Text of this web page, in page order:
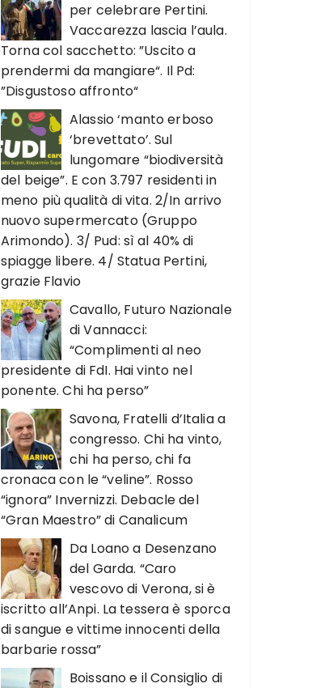
per celebrare Pertini.
Vaccarezza lascia l’aula.
Torna col sacchetto: ”Uscito a
prendermi da mangiare“. Il Pd:
”Disgustoso affronto“
Alassio ‘manto erboso
‘brevettato’. Sul
lungomare “biodiversità
del beige”. E con 3.797 residenti in
meno più qualità di vita. 2/In arrivo
nuovo supermercato (Gruppo
Arimondo). 3/ Pud: sì al 40% di
spiagge libere. 4/ Statua Pertini,
grazie Flavio
Cavallo, Futuro Nazionale
di Vannacci:
“Complimenti al neo
presidente di FdI. Hai vinto nel
ponente. Chi ha perso”
Savona, Fratelli d’Italia a
congresso. Chi ha vinto,
chi ha perso, chi fa
cronaca con le “veline”. Rosso
“ignora” Invernizzi. Debacle del
“Gran Maestro” di Canalicum
Da Loano a Desenzano
del Garda. “Caro
vescovo di Verona, si è
iscritto all’Anpi. La tessera è sporca
di sangue e vittime innocenti della
barbarie rossa”
Boissano e il Consiglio di